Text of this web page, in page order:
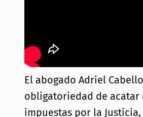
El abogado Adriel
obligatoriedad de
impuestas por la